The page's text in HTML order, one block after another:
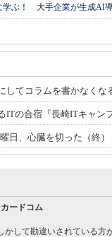
学ぶ！ 大手企業が生成AI
してコラムを書かなくな
ITの合宿『長崎ITキャン
日、心臓を切った（終
ードコム
かして勘違いされている方